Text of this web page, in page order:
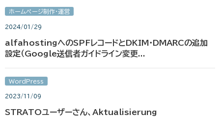
ホームページ制作・運営
2024/01/29
alfahostingへのSPFレコードとDKIM・DMARCの追加
設定（Google送信者ガイドライン変更...
WordPress
2023/11/09
STRATOユーザーさん、Aktualisierung